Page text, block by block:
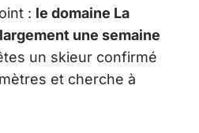
: le domaine La
une semaine
un skieur confirmé
et cherche à